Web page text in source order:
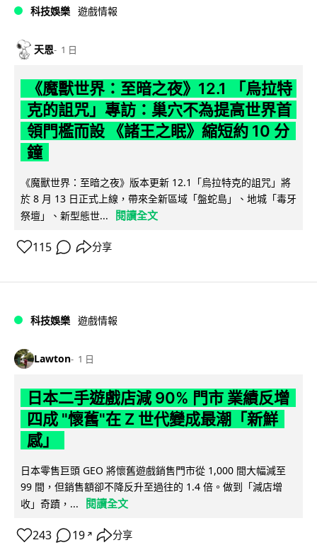
科技娛樂 遊戲情報
天恩 1 日
《魔獸世界：至暗之夜》12.1 「烏拉特
克的詛咒」專訪：巢穴不為提高世界首
領門檻而設 《諸王之眠》縮短約 10 分
鐘
《魔獸世界：至暗之夜》版本更新 12.1「烏拉特克的詛咒」將
於 8 月 13 日正式上線，帶來全新區域「盤蛇島」、地城「毒牙
祭壇」、新型態世...
閱讀全文
115 分享
科技娛樂 遊戲情報
Lawton 1 日
日本二手遊戲店減 90% 門市 業績反增
四成 "懷舊"在 Z 世代變成最潮「新鮮
感」
日本零售巨頭 GEO 將懷舊遊戲銷售門市從 1,000 間大幅減至
99 間，但銷售額卻不降反升至過往的 1.4 倍。做到「減店增
收」奇蹟，...
閱讀全文
243 19 ↗ 分享